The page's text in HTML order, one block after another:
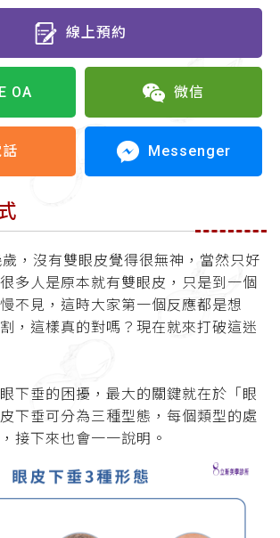
線上預約
OA 微信
Messenger
歲，沒有雙眼皮覺得很無神，當然只好
多人是原本就有雙眼皮，只是到一個
不見，這時大家第一個反應都是想
，這樣真的對嗎？現在就來打破這迷
下垂的困擾，最大的關鍵就在於「眼
下垂可分為三種型態，每個類型的處
接下來也會一一說明。